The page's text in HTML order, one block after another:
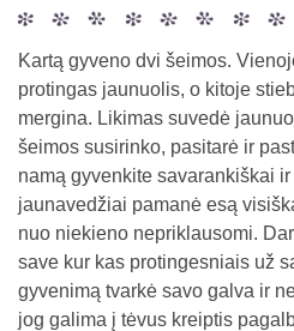
Kartą gyveno dvi šeimos.
protingas jaunuolis, o kitoje
mergina. Likimas suvedė
šeimos susirinko, pasitarė ir
namą gyvenkite savarankiškai
jaunavedžiai pamanė esą
nuo niekieno nepriklausomi.
save kur kas protingesniais už
gyvenimą tvarkė savo galva ir
jog galima į tėvus kreiptis